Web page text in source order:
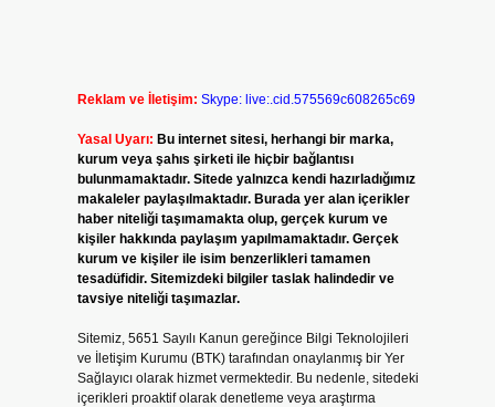
Reklam ve İletişim: Skype: live:.cid.575569c608265c69
Yasal Uyarı: Bu internet sitesi, herhangi bir marka,
kurum veya şahıs şirketi ile hiçbir bağlantısı
bulunmamaktadır. Sitede yalnızca kendi hazırladığımız
makaleler paylaşılmaktadır. Burada yer alan içerikler
haber niteliği taşımamakta olup, gerçek kurum ve
kişiler hakkında paylaşım yapılmamaktadır. Gerçek
kurum ve kişiler ile isim benzerlikleri tamamen
tesadüfidir. Sitemizdeki bilgiler taslak halindedir ve
tavsiye niteliği taşımazlar.
Sitemiz, 5651 Sayılı Kanun gereğince Bilgi Teknolojileri
ve İletişim Kurumu (BTK) tarafından onaylanmış bir Yer
Sağlayıcı olarak hizmet vermektedir. Bu nedenle, sitedeki
içerikleri proaktif olarak denetleme veya araştırma